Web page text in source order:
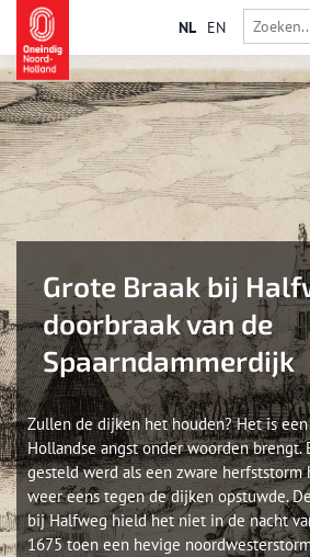
NL EN
Grote Braak bij
doorbraak van de
Spaarndammerdijk
Zullen de dijken het houden? Het is
Hollandse angst onder woorden brengt.
gesteld werd als een zware
weer eens tegen de dijken opstuwde.
bij Halfweg hield het niet in de nacht
1675 toen een hevige